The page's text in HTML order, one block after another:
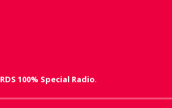
RDS 100% Special Radio.